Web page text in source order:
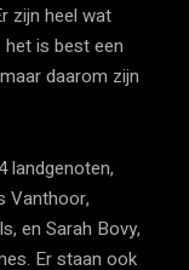
zijn heel wat
is best een
daarom zijn
landgenoten,
Vanthoor,
en Sarah Bovy,
Er staan ook